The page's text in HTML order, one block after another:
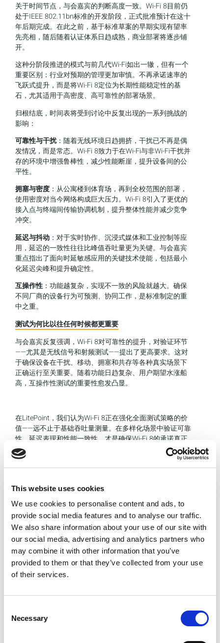
This website uses cookies
We use cookies to personalise content and ads, to
provide social media features and to analyse our traffic.
We also share information about your use of our site with
our social media, advertising and analytics partners who
may combine it with other information that you’ve
provided to them or that they’ve collected from your use
of their services.
Selection
Necessary
关于时间节点，与会嘉宾的判断高度一致。Wi-Fi 8目前仍
处于IEEE 802.11bn标准的开发阶段，正式批准预计在这十
年后期完成。在此之前，基于标准草案的早期实现有望率
先亮相，随后随着认证体系日趋成熟，商业部署将逐步铺
开。
这种分阶段推进的模式与前几代Wi-Fi如出一辙，但有一个
重要区别：行业对预期的管理更加审慎。不再承诺速率的
飞跃式提升，而是将Wi-Fi 8定位为长期性能稳定性的基
石，尤其适用于高密度、高可靠性的部署场景。
归根结底，时间表将受到讨论中反复出现的一系列挑战的
影响：
可靠性与干扰：随着无线环境日趋拥挤，干扰已不再是偶
发情况，而是常态。Wi-Fi 8致力于在Wi-Fi与非Wi-Fi干扰并
存的环境中增强鲁棒性，减少性能断崖，提升设备间的公
平性。
拥塞与密度 ：从公寓楼到体育场，再到全校范围的部署，
使用密度对当今网络构成巨大压力。Wi-Fi 8引入了更优的
接入点与终端间传输协调机制，提升整体性能并减少竞争
冲突。
延迟与抖动 ：对于实时协作、沉浸式媒体和工业控制等应
用，延迟的一致性往往比峰值吞吐量更为关键。与会嘉宾
重点指出了面向时延敏感应用的关键技术使能，包括最小
化延迟尖峰和提升确定性。
互操作性：功能越复杂，实现不一致的风险就越大。确保
不同厂商的设备行为可预测、协同工作，是标准制定的重
中之重。
测试为何比以往任何时候都更重要
与会嘉宾反复强调，Wi-Fi 8对可靠性的提升，对验证环节
——尤其是无线信号和射频测试——提出了更高要求。这对
于确保设备在干扰、移动、拥塞和共存等各种真实场景下
正确运行至关重要。随着功能日趋复杂、用户期望水涨船
高，互操作性测试的重要性愈发凸显。
在LitePoint，我们认为Wi-Fi 8正在强化全面测试策略的价
值——远不止于基础吞吐量测量。在多样化场景中验证可靠
性、延迟表现和性能一致性，才是确保Wi-Fi 8的承诺真正
兑现为始终如一的卓越用户体验的关键。
不止于“又一代Wi-Fi”
讨论的最终结论清晰而坚定：Wi-Fi 8的意义不在于某一项
突破性功能，而在于一次理念的根本转变——从追求峰值性
能，转向在最需要的地方提供可靠、高品质的连接。
从这个意义上说，Wi-Fi 8标志着这项技术的成熟。它承认
无线已不再是锦上添花的便利层，而是不可或缺的关键基
础设施。通过将可靠性、互操作性和用户体验置于首位，
Wi-Fi 8正推动整个行业迈向这样一个未来：无线性能不再
只是用户可以测量的数字，而是他们可以信赖的体验。
Wi-Fi 6E